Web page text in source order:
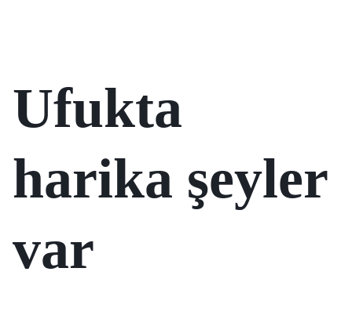
Ufukta
harika şeyler
var